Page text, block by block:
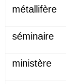
métallifère
séminaire
ministère